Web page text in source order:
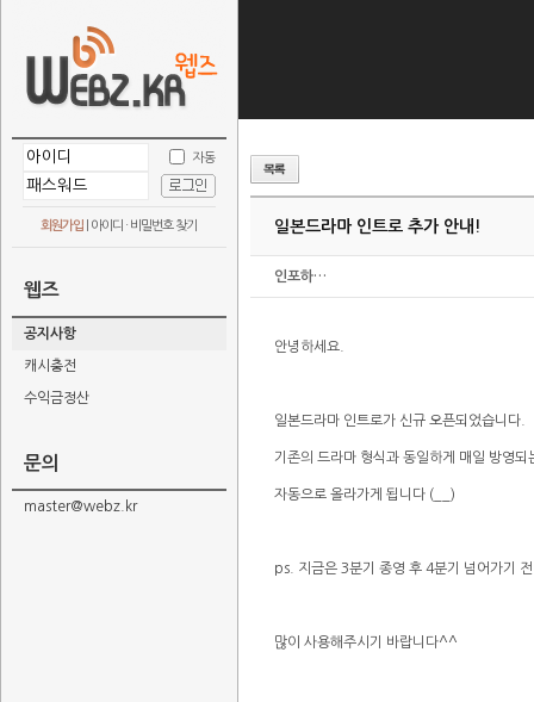
자동
회원가입 아이디 · 비밀번호 찾기
웹즈
공지사항
캐시충전
수익금정산
문의
master@webz.kr
일본드라마 인트로 추가 안내!
인포하…
안녕하세요.
일본드라마 인트로가 신규 오픈되었습니다.
기존의 드라마 형식과 동일하게 매일 방영
자동으로 올라가게 됩니다 (__)
ps. 지금은 3분기 종영 후 4분기 넘어가기
많이 사용해주시기 바랍니다^^